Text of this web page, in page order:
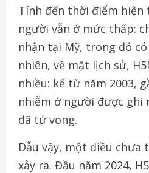
Tính đến thời điểm hiện
người vẫn ở mức thấp:
nhận tại Mỹ, trong đó
nhiên, về mặt lịch sử,
nhiều: kể từ năm 2003,
nhiễm ở người được ghi
đã tử vong.
Dẫu vậy, một điều chưa
xảy ra. Đầu năm 2024,